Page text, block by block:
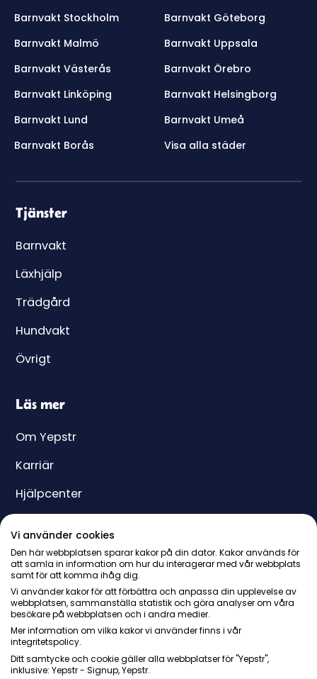
Barnvakt Stockholm
Barnvakt Göteborg
Barnvakt Malmö
Barnvakt Uppsala
Barnvakt Västerås
Barnvakt Örebro
Barnvakt Linköping
Barnvakt Helsingborg
Barnvakt Lund
Barnvakt Umeå
Barnvakt Borås
Visa alla städer
Tjänster
Barnvakt
Läxhjälp
Trädgård
Hundvakt
Övrigt
Läs mer
Om Yepstr
Karriär
Hjälpcenter
Pris
Presentkort
Vi använder cookies
Den här webbplatsen sparar kakor på din dator. Kakor används för
att samla in information om hur du interagerar med vår webbplats
samt för att komma ihåg dig.
Vi använder kakor för att förbättra och anpassa din upplevelse av
webbplatsen, sammanställa statistik och göra analyser om våra
besökare på webbplatsen och i andra medier.
Mer information om vilka kakor vi använder finns i vår
integritetspolicy.
Ditt samtycke och cookie gäller alla webbplatser för "Yepstr",
inklusive: Yepstr - Signup, Yepstr.